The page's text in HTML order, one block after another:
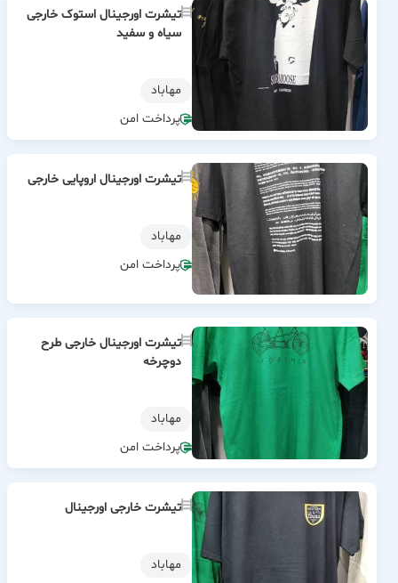
تیشرت اورجینال استوک خارجی
سیاه و سفید
مهاباد
پرداخت امن
تیشرت اورجینال اروپایی خارجی
مهاباد
پرداخت امن
تیشرت اورجینال خارجی طرح
دوچرخه
مهاباد
پرداخت امن
تیشرت خارجی اورجینال
مهاباد